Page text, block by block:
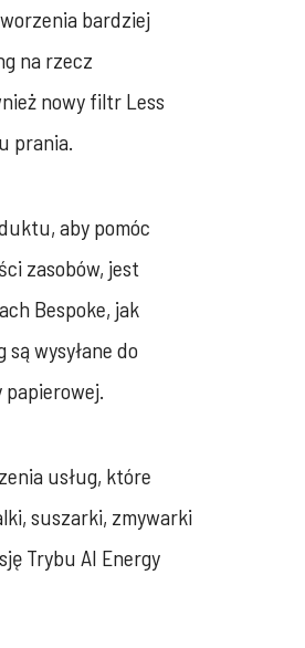
bardziej
na rzecz
nowy filtr Less
prania.
aby pomóc
zasobów, jest
Bespoke, jak
wysyłane do
usług, które
suszarki, zmywarki
Trybu AI Energy